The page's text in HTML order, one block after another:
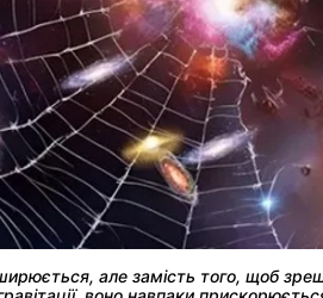
але замість того, щоб